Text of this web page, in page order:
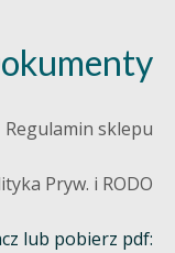
Regulamin sklepu
Pryw. i RODO
lub pobierz pdf: